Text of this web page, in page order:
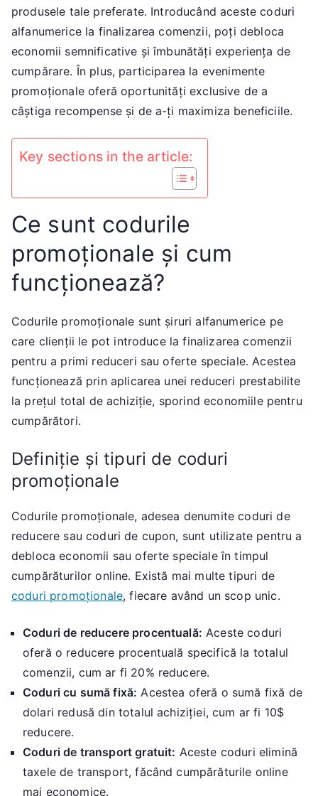
promoționale,
Cele
mai
recente
oferte,
Participare
la
produsele tale preferate. Introducând aceste coduri
alfanumerice la finalizarea comenzii, poți debloca
economii semnificative și îmbunătăți experiența de
cumpărare. În plus, participarea la evenimente
promoționale oferă oportunități exclusive de a
câștiga recompense și de a-ți maximiza beneficiile.
Key sections in the article:
Ce sunt codurile
promoționale și cum
funcționează?
Codurile promoționale sunt șiruri alfanumerice pe
care clienții le pot introduce la finalizarea comenzii
pentru a primi reduceri sau oferte speciale. Acestea
funcționează prin aplicarea unei reduceri prestabilite
la prețul total de achiziție, sporind economiile pentru
cumpărători.
Definiție și tipuri de coduri
promoționale
Codurile promoționale, adesea denumite coduri de
reducere sau coduri de cupon, sunt utilizate pentru a
debloca economii sau oferte speciale în timpul
cumpărăturilor online. Există mai multe tipuri de
coduri promoționale, fiecare având un scop unic.
Coduri de reducere procentuală: Aceste coduri
oferă o reducere procentuală specifică la totalul
comenzii, cum ar fi 20% reducere.
Coduri cu sumă fixă: Acestea oferă o sumă fixă de
dolari redusă din totalul achiziției, cum ar fi 10$
reducere.
Coduri de transport gratuit: Aceste coduri elimină
taxele de transport, făcând cumpărăturile online
mai economice.